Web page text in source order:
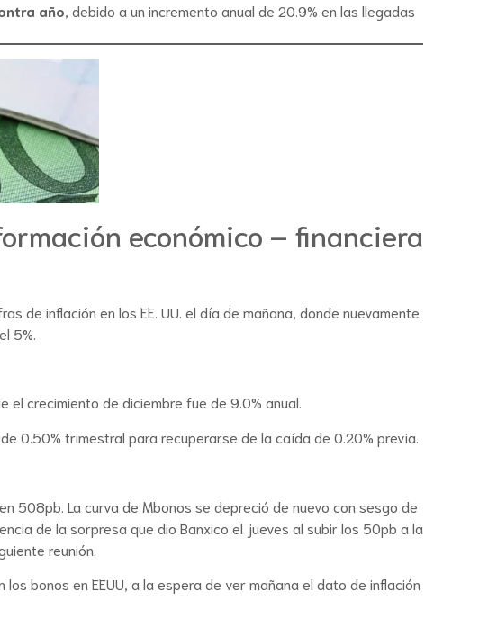
año , debido a un incremento anual de 20.9% en las llegadas
económico – financiera
de inflación en los EE. UU. el día de mañana, donde nuevamente
5%.
el crecimiento de diciembre fue de 9.0% anual.
0.50% trimestral para recuperarse de la caída de 0.20% previa.
508pb. La curva de Mbonos se depreció de nuevo con sesgo de
de la sorpresa que dio Banxico el jueves al subir los 50pb a la
reunión.
bonos en EEUU, a la espera de ver mañana el dato de inflación